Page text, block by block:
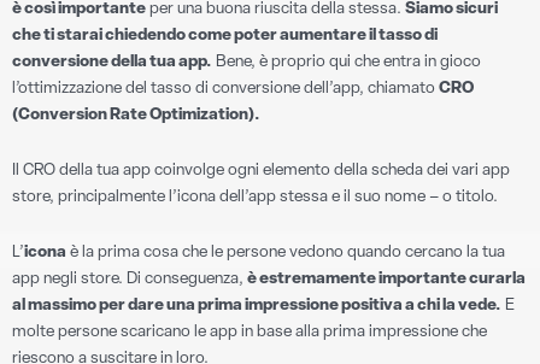
è così importante per una buona riuscita della stessa. Siamo sicuri
che ti starai chiedendo come poter aumentare il tasso di
conversione della tua app. Bene, è proprio qui che entra in gioco
l’ottimizzazione del tasso di conversione dell’app, chiamato CRO
(Conversion Rate Optimization).
Il CRO della tua app coinvolge ogni elemento della scheda dei vari app
store, principalmente l’icona dell’app stessa e il suo nome – o titolo.
L’icona è la prima cosa che le persone vedono quando cercano la tua
app negli store. Di conseguenza, è estremamente importante curarla
al massimo per dare una prima impressione positiva a chi la vede. E
molte persone scaricano le app in base alla prima impressione che
riescono a suscitare in loro.